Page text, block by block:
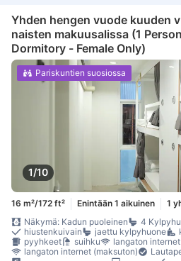
Turvaominaisuudet
turvasäilytys
Yhden hengen vuode kuuden
naisten makuusalissa (1
Dormitory - Female Only)
1/10
Pariskuntien suosiossa
16 m²/172 ft² Enintään 1 aikuinen
1
Näkymä: Kadun puoleinen
4
hiustenkuivain
jaettu kylpyhuone
pyyhkeet
suihku
langaton internet
langaton internet (maksuton)